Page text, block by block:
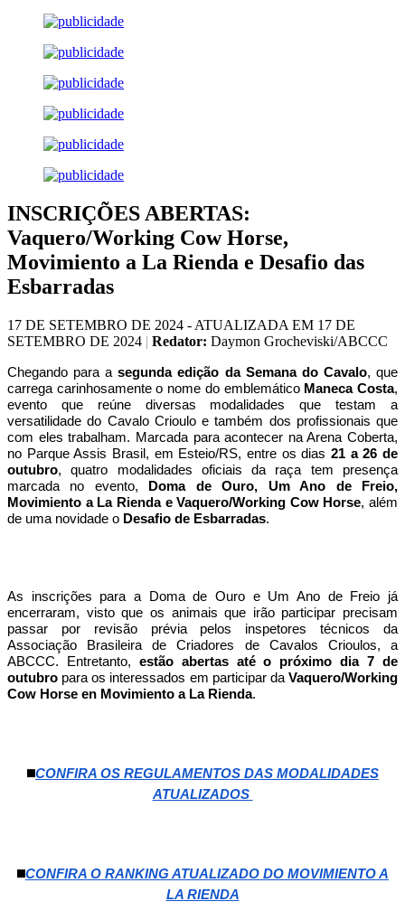
INSCRIÇÕES ABERTAS:
Vaquero/Working Cow Horse,
Movimiento a La Rienda e Desafio das
Esbarradas
17 DE SETEMBRO DE 2024 - ATUALIZADA EM 17 DE
SETEMBRO DE 2024 | Redator: Daymon Grocheviski/ABCCC
Chegando para asegunda edição da Semana do Cavalo, que
carrega carinhosamente o nome do emblemático Maneca Costa,
evento que reúne diversas modalidades que testam a
versatilidade do Cavalo Crioulo e também dos profissionais que
com eles trabalham. Marcada para acontecer na Arena Coberta,
no Parque Assis Brasil, em Esteio/RS, entre os dias 21 a 26 de
outubro, quatro modalidades oficiais da raça tem presença
marcada no evento,
Doma de Ouro, Um Ano de Freio,
Movimiento a La Rienda e Vaquero/Working Cow Horse, além
de uma novidade o Desafio de Esbarradas.
As inscrições para a Doma de Ouro e Um Ano de Freio já
encerraram, visto que os animais que irão participar precisam
passar por revisão prévia pelos inspetores técnicos da
Associação Brasileira de Criadores de Cavalos Crioulos, a
ABCCC. Entretanto, estão abertas até o próximo dia 7 de
outubro para os interessados em participar daVaquero/Working
Cow Horse en Movimiento a La Rienda.
◼️CONFIRA OS REGULAMENTOS DAS MODALIDADES
ATUALIZADOS
◼️CONFIRA O RANKING ATUALIZADO DO MOVIMIENTO A
LA RIENDA